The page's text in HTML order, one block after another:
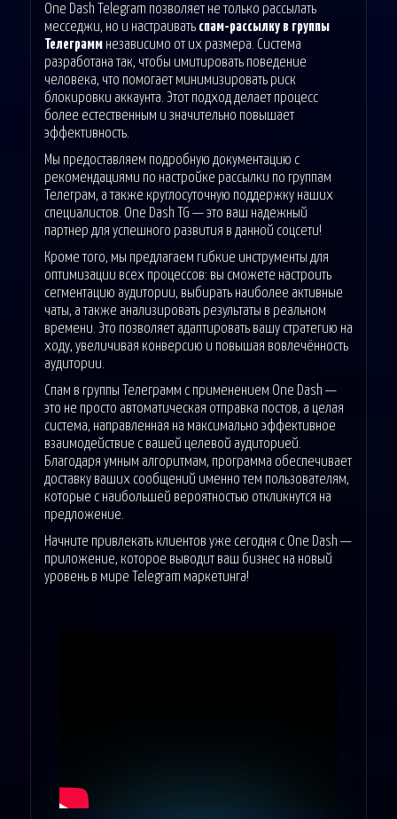
One Dash Telegram позволяет не только рассылать
месседжи, но и настраивать спам-рассылку в группы
Телеграммнезависимо от их размера. Система
разработана так, чтобы имитировать поведение
человека, что помогает минимизировать риск
блокировки аккаунта. Этот подход делает процесс
более естественным и значительно повышает
эффективность.
Мы предоставляем подробную документацию с
рекомендациями по настройке рассылки по группам
Телеграм, а также круглосуточную поддержку наших
специалистов. One Dash TG — это ваш надежный
партнер для успешного развития в данной соцсети!
Кроме того, мы предлагаем гибкие инструменты для
оптимизации всех процессов: вы сможете настроить
сегментацию аудитории, выбирать наиболее активные
чаты, а также анализировать результаты в реальном
времени. Это позволяет адаптировать вашу стратегию на
ходу, увеличивая конверсию и повышая вовлечённость
аудитории.
Спам в группы Телеграмм с применением One Dash —
это не просто автоматическая отправка постов, а целая
система, направленная на максимально эффективное
взаимодействие с вашей целевой аудиторией.
Благодаря умным алгоритмам, программа обеспечивает
доставку ваших сообщений именно тем пользователям,
которые с наибольшей вероятностью откликнутся на
предложение.
Начните привлекать клиентов уже сегодня с One Dash —
приложение, которое выводит ваш бизнес на новый
уровень в мире Telegram маркетинга!